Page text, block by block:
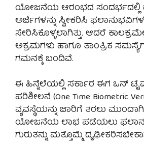
ಯೋಜನೆಯ ಆರಂಭದ ಸಂದರ್ಭದಲ್ಲಿ
ಅರ್ಜಿಗಳನ್ನು ಸ್ವೀಕರಿಸಿ
ಸೇರಿಸಿಕೊಳ್ಳಲಾಗಿತ್ತು. ಆದರೆ
ಅಕ್ರಮಗಳು ಹಾಗೂ ತಾಂತ್ರಿಕ
ಗಮನಕ್ಕೆ ಬಂದಿವೆ.
ಈ ಹಿನ್ನೆಲೆಯಲ್ಲಿ ಸರ್ಕಾರ ಈಗ ಒನ್
ಪರಿಶೀಲನೆ (One Time Biometric
ವ್ಯವಸ್ಥೆಯನ್ನು ಜಾರಿಗೆ ತರಲು
ಯೋಜನೆಯ ಲಾಭ ಪಡೆಯಲು
ಗುರುತನ್ನು ಮತ್ತೊಮ್ಮೆ